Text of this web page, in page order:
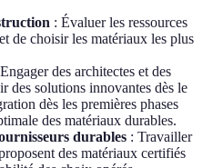
: Évaluer les ressources
de choisir les matériaux les plus
des architectes et des
des solutions innovantes dès le
dès les premières phases
des matériaux durables.
durables : Travailler
des matériaux certifiés